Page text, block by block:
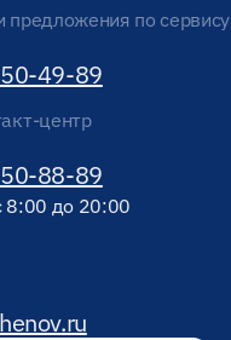
предложения по сервису
49-89
центр
88-89
8:00 до 20:00